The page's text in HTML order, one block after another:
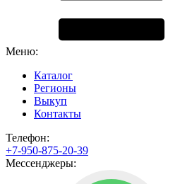
Меню:
Каталог
Регионы
Выкуп
Контакты
Телефон:
+7-950-875-20-39
Мессенджеры: